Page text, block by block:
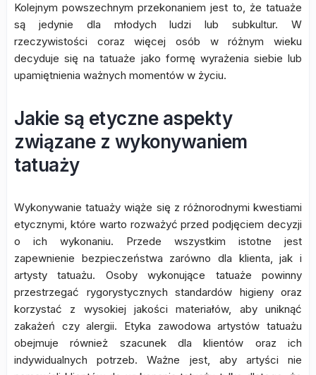
Kolejnym powszechnym przekonaniem jest to, że tatuaże
są jedynie dla młodych ludzi lub subkultur. W
rzeczywistości coraz więcej osób w różnym wieku
decyduje się na tatuaże jako formę wyrażenia siebie lub
upamiętnienia ważnych momentów w życiu.
Jakie są etyczne aspekty
związane z wykonywaniem
tatuaży
Wykonywanie tatuaży wiąże się z różnorodnymi kwestiami
etycznymi, które warto rozważyć przed podjęciem decyzji
o ich wykonaniu. Przede wszystkim istotne jest
zapewnienie bezpieczeństwa zarówno dla klienta, jak i
artysty tatuażu. Osoby wykonujące tatuaże powinny
przestrzegać rygorystycznych standardów higieny oraz
korzystać z wysokiej jakości materiałów, aby uniknąć
zakażeń czy alergii. Etyka zawodowa artystów tatuażu
obejmuje również szacunek dla klientów oraz ich
indywidualnych potrzeb. Ważne jest, aby artyści nie